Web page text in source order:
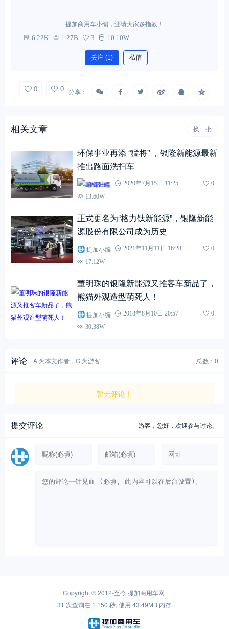
提加商用车小编，还请大家多指教！
6.22K 1.27B 3 10.10W
关注 (1) 私信
0 0 分享：
相关文章 换一批
环保事业再添 “猛将” ，银隆新能源最新
推出路面洗扫车
编辑张靖 2020年7月15日 11:25
0
13.60W
正式更名为“格力钛新能源”，银隆新能
源股份有限公司成为历史
提加小编 2021年11月11日 16:28
0
17.12W
董明珠的银隆新能源又推客车新品了，
熊猫外观造型萌死人！
提加小编 2018年8月10日 20:57
0
30.38W
评论 A 为本文作者，G 为游客 总数：0
暂无评论！
提交评论 游客，您好，欢迎参与讨论。
Copyright © 2012-至今提加商用车网
31 次查询在 1.150 秒, 使用 43.49MB 内存